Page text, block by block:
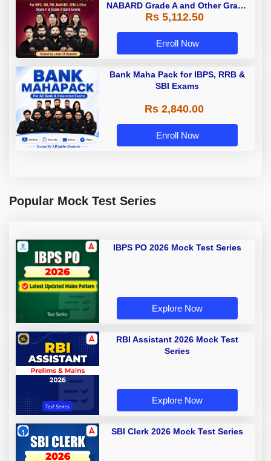
NABARD Grade A and Other Grade
A & Grade B Bank Exams
Rs 5,112.50
Enroll Now
Bank Maha Pack for IBPS, RRB &
SBI Exams
Rs 2,840.00
Enroll Now
Popular Mock Test Series
IBPS PO 2026 Mock Test Series
Explore Now
RBI Assistant 2026 Mock Test
Series
Explore Now
SBI Clerk 2026 Mock Test Series